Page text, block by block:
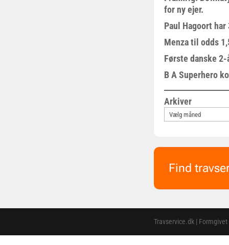
for ny ejer.
Paul Hagoort
Menza til odds
Første danske
B A Superhero
Arkiver
Find
Travservice.dk |